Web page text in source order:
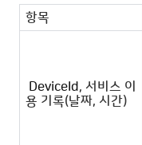
항목
DeviceId, 서비스 이
용 기록(날짜, 시간)